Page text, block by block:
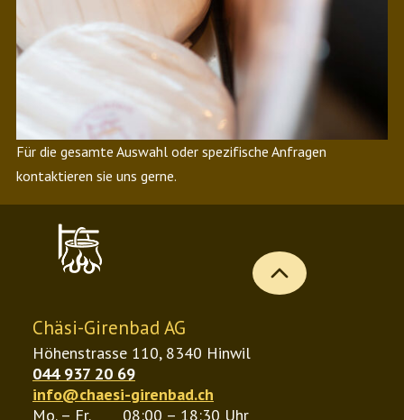
Für die gesamte Auswahl oder spezifische Anfragen
kontaktieren sie uns gerne.
b
Chäsi-Girenbad AG
Höhenstrasse 110, 8340 Hinwil
044 937 20 69
info@chaesi-girenbad.ch
Mo. – Fr.
08:00 – 18:30 Uhr